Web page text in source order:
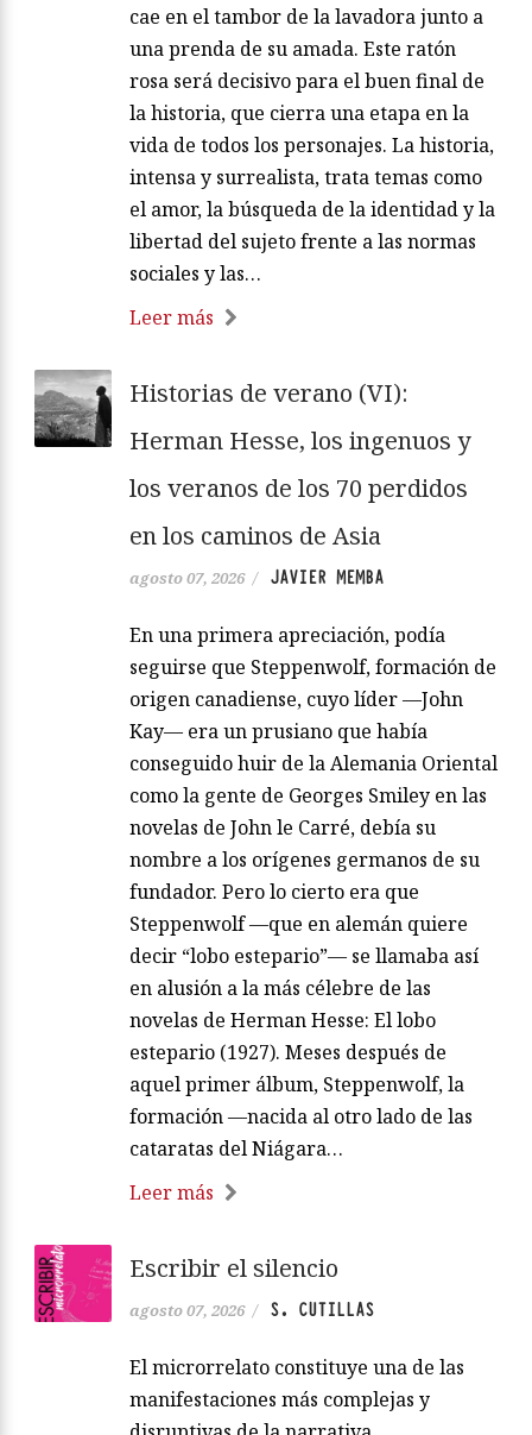
cae en el tambor de la lavadora junto a
una prenda de su amada. Este ratón
rosa será decisivo para el buen final de
la historia, que cierra una etapa en la
vida de todos los personajes. La historia,
intensa y surrealista, trata temas como
el amor, la búsqueda de la identidad y la
libertad del sujeto frente a las normas
sociales y las…
Leer más
Historias de verano (VI):
Herman Hesse, los ingenuos y
los veranos de los 70 perdidos
en los caminos de Asia
agosto 07, 2026 / JAVIER MEMBA
En una primera apreciación, podía
seguirse que Steppenwolf, formación de
origen canadiense, cuyo líder —John
Kay— era un prusiano que había
conseguido huir de la Alemania Oriental
como la gente de Georges Smiley en las
novelas de John le Carré, debía su
nombre a los orígenes germanos de su
fundador. Pero lo cierto era que
Steppenwolf —que en alemán quiere
decir “lobo estepario”— se llamaba así
en alusión a la más célebre de las
novelas de Herman Hesse: El lobo
estepario (1927). Meses después de
aquel primer álbum, Steppenwolf, la
formación —nacida al otro lado de las
cataratas del Niágara…
Leer más
Escribir el silencio
agosto 07, 2026 / S. CUTILLAS
El microrrelato constituye una de las
manifestaciones más complejas y